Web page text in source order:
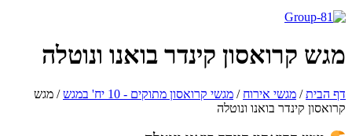
קרואסון קינדר בואנו ונוטלה
הבית/מגשי אירוח/מגשי קרואסון מתוקים - 10 יח' במגש /מגש
קינדר בואנו ונוטלה